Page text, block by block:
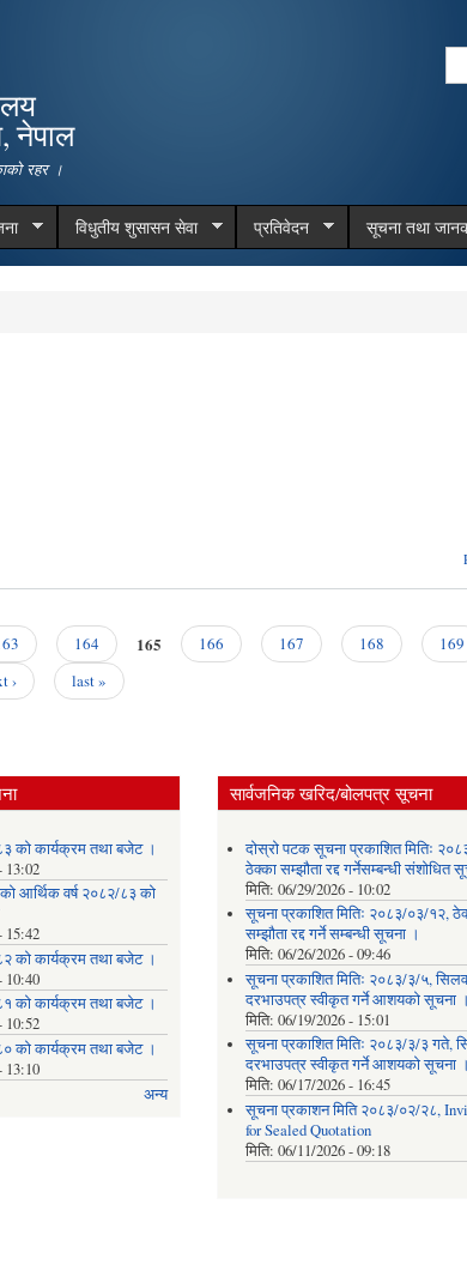
नेपाल
रहर ।
विधुतीय शुसासन सेवा प्रतिवेदन सूचना तथा
164 165 166 167 168 169
›
last »
को कार्यक्रम तथा बजेट ।
13:02
आर्थिक वर्ष २०८२/८३ को
15:42
को कार्यक्रम तथा बजेट ।
10:40
को कार्यक्रम तथा बजेट ।
10:52
को कार्यक्रम तथा बजेट ।
13:10
अन्य
सार्वजनिक खरिद/बोलपत्र सूचना
दोस्रो पटक सूचना प्रकाशित मितिः
ठेक्का सम्झौता रद्द गर्नेसम्बन्धी संशोधित
मिति: 06/29/2026 - 10:02
सूचना प्रकाशित मितिः २०८३/०३/१२,
सम्झौता रद्द गर्ने सम्बन्धी सूचना ।
मिति: 06/26/2026 - 09:46
सूचना प्रकाशित मितिः २०८३/३/५,
दरभाउपत्र स्वीकृत गर्ने आशयको सूचना ।
मिति: 06/19/2026 - 15:01
सूचना प्रकाशित मितिः २०८३/३/३ गते,
दरभाउपत्र स्वीकृत गर्ने आशयको सूचना ।
मिति: 06/17/2026 - 16:45
सूचना प्रकाशन मिति २०८३/०२/२८,
for Sealed Quotation
मिति: 06/11/2026 - 09:18